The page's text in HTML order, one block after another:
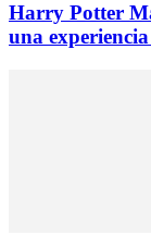
Harry Potter
una